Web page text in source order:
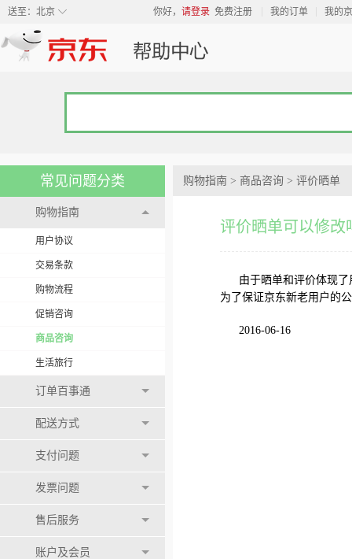
◇
送至： 北京 你好， 请登录 免费注册 我的订单 我的
常见问题分类
购物指南
用户协议
交易条款
购物流程
促销咨询
商品咨询
生活旅行
订单百事通
配送方式
支付问题
发票问题
售后服务
账户及会员
购物指南 > 商品咨询 > 评价晒单
评价晒单可以修改
由于晒单和评价体现
为了保证京东新老用户的
2016-06-16